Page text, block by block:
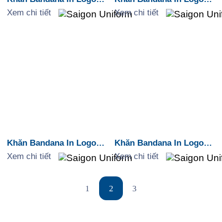
Camping “The Journey
Xem chi tiết
Họa Tiết Retro Cam –
Xem chi tiết
Khăn Bandana In Logo
Họa Tiết Thổ Cẩm Aztec
Xem chi tiết
Khăn Bandana In Logo
Họa Tiết Trừu Tượng
Xem chi tiết
1 2 3